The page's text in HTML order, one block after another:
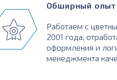
Обширный опыт
Работаем с
2001 года,
оформления и
менеджмента